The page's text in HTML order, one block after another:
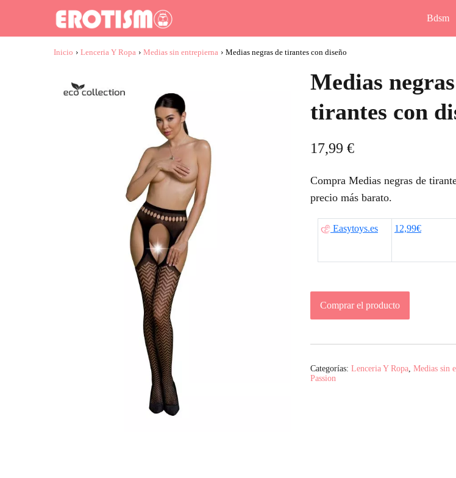
Bdsm
Inicio › Lenceria Y Ropa › Medias sin entrepierna › Medias negras de tirantes con diseño
Medias
tirantes con
17,99 €
Compra Medias negras de
precio más barato.
Easytoys.es 12,99€
Comprar el producto
Categorías: Lenceria Y Ropa, Medias sin
Passion